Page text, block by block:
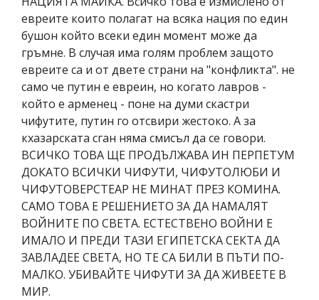
евреите които полагат на всяка нация по един
бушон който всеки един момент може да
гръмне. В случая има голям проблем защото
евреите са и от двете страни на "конфликта". не
само че путин е евреин, но когато лавров -
който е арменец - поне на думи скастри
чифутите, путин го отсвири жестоко. А за
кхазарската сган няма смисъл да се говори.
ВСИЧКО ТОВА ЩЕ ПРОДЪЛЖАВА ИН ПЕРПЕТУМ
ДОКАТО ВСИЧКИ ЧИФУТИ, ЧИФУТОЛЮБИ И
ЧИФУТОВЕРСТЕАР НЕ МИНАТ ПРЕЗ КОМИНА.
САМО ТОВА Е РЕШЕНИЕТО ЗА ДА НАМАЛЯТ
ВОЙНИТЕ ПО СВЕТА. ЕСТЕСТВЕНО ВОЙНИ Е
ИМАЛО И ПРЕДИ ТАЗИ ЕГИПЕТСКА СЕКТА ДА
ЗАВЛАДЕЕ СВЕТА, НО ТЕ СА БИЛИ В ПЪТИ ПО-
МАЛКО. УБИВАЙТЕ ЧИФУТИ ЗА ДА ЖИВЕЕТЕ В
МИР.